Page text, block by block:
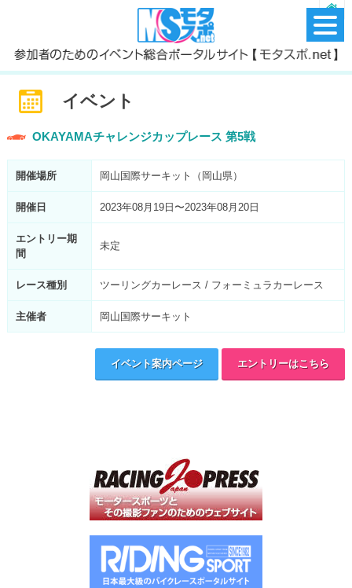
イベント
OKAYAMAチャレンジカップレース 第5戦
開催場所 岡山国際サーキット（岡山県）
開催日 2023年08月19日〜2023年08月20日
エントリー期
間
未定
レース種別 ツーリングカーレース / フォーミュラカーレース
主催者 岡山国際サーキット
イベント案内ページ エントリーはこちら